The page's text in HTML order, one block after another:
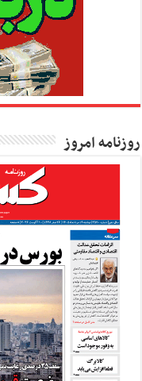
روزنامه امروز